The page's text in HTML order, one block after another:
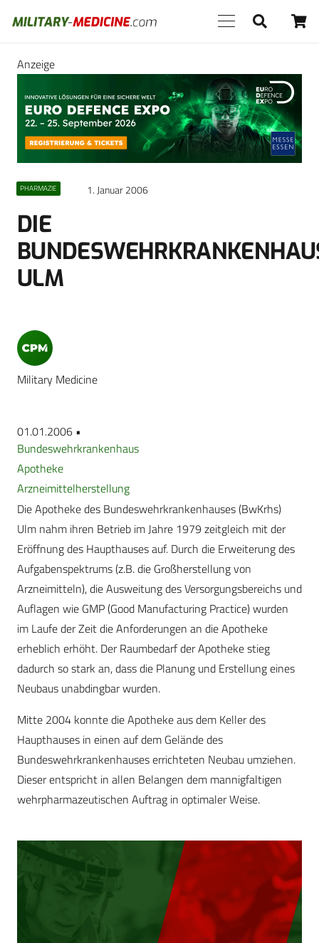
Anzeige
PHARMAZIE 1. Januar 2006
DIE
ULM
Military Medicine
01.01.2006 •
Bundeswehrkrankenhaus
Apotheke
Arzneimittelherstellung
Die Apotheke des Bundeswehrkrankenhauses (BwKrhs)
Ulm nahm ihren Betrieb im Jahre 1979 zeitgleich mit der
Eröffnung des Haupthauses auf. Durch die Erweiterung des
Aufgabenspektrums (z.B. die Großherstellung von
Arzneimitteln), die Ausweitung des Versorgungsbereichs und
Auflagen wie GMP (Good Manufacturing Practice) wurden
im Laufe der Zeit die Anforderungen an die Apotheke
erheblich erhöht. Der Raumbedarf der Apotheke stieg
dadurch so stark an, dass die Planung und Erstellung eines
Neubaus unabdingbar wurden.
Mitte 2004 konnte die Apotheke aus dem Keller des
Haupthauses in einen auf dem Gelände des
Bundeswehrkrankenhauses errichteten Neubau umziehen.
Dieser entspricht in allen Belangen dem mannigfaltigen
wehrpharmazeutischen Auftrag in optimaler Weise.